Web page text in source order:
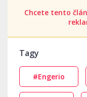
Chcete tento
Tagy
#Engerio